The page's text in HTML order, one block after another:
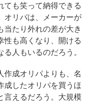
ても笑って納得できる
オリパは、メーカーが
当たり外れの差が大き
性も高くなり、開ける
人もいるのだろう。
成オリパよりも、名
成したオリパを買うほ
言えるだろう。大規模